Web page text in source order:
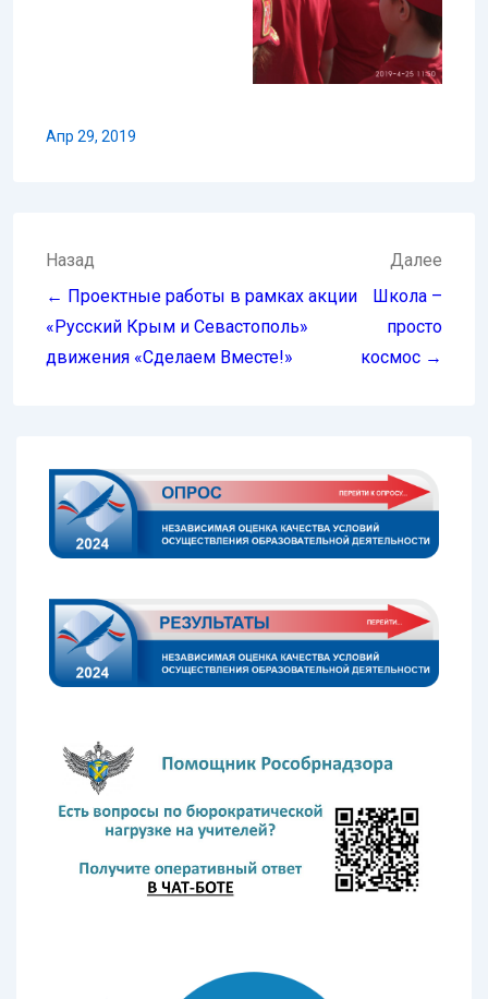
Апр 29, 2019
Навигация
по
записям
Назад
← Проектные работы в рамках акции
«Русский Крым и Севастополь»
движения «Сделаем Вместе!»
Далее
Школа –
просто
космос →